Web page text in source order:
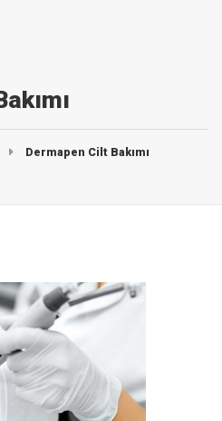
Dermapen Cilt Bakımı